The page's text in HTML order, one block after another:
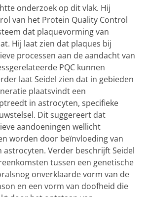
onderzoek op dit vlak. Hij
van het Protein Quality Control
dat plaquevorming van
Hij laat zien dat plaques bij
processen aan de aandacht van
PQC kunnen
laat Seidel zien dat in gebieden
plaatsvindt een
in astrocyten, specifieke
Dit suggereert dat
aandoeningen wellicht
worden door beïnvloeding van
astrocyten. Verder beschrijft Seidel
tussen een genetische
onverklaarde vorm van de
en een vorm van doofheid die